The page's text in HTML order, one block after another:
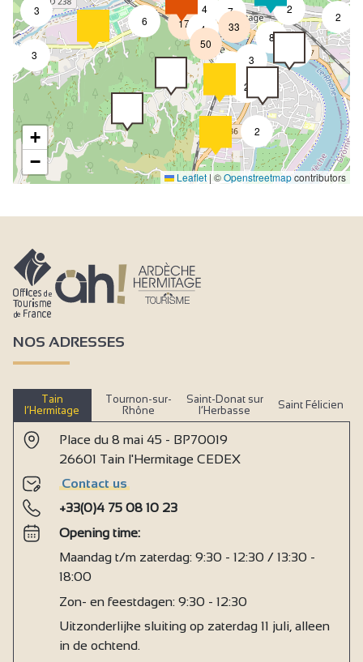
2
2
2
2
8
3
3
6
4
4
17
7
2
3
50
33
+
−
Leaflet |©Openstreetmapcontributors
NOS ADRESSES
Tain
l’Hermitage
Tournon-sur-
Rhône
Saint-Donat sur
l’Herbasse
Saint Félicien
Place du 8 mai 45 - BP70019
26601 Tain l'Hermitage CEDEX
Contact us
+33(0)4 75 08 10 23
Opening time:
Maandag t/m zaterdag: 9:30 - 12:30 / 13:30 -
18:00
Zon- en feestdagen: 9:30 - 12:30
Uitzonderlijke sluiting op zaterdag 11 juli, alleen
in de ochtend.